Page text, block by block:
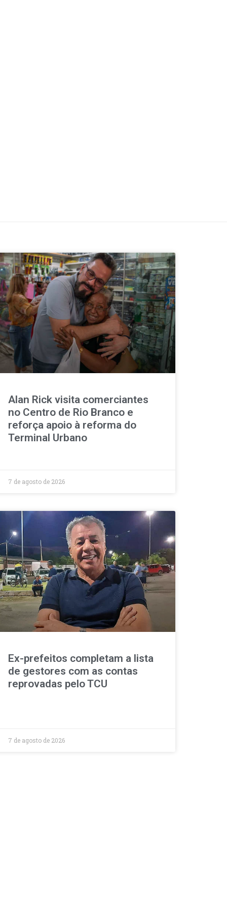
Alan Rick visita comerciantes
no Centro de Rio Branco e
reforça apoio à reforma do
Terminal Urbano
7 de agosto de 2026
Ex-prefeitos completam a lista
de gestores com as contas
reprovadas pelo TCU
7 de agosto de 2026